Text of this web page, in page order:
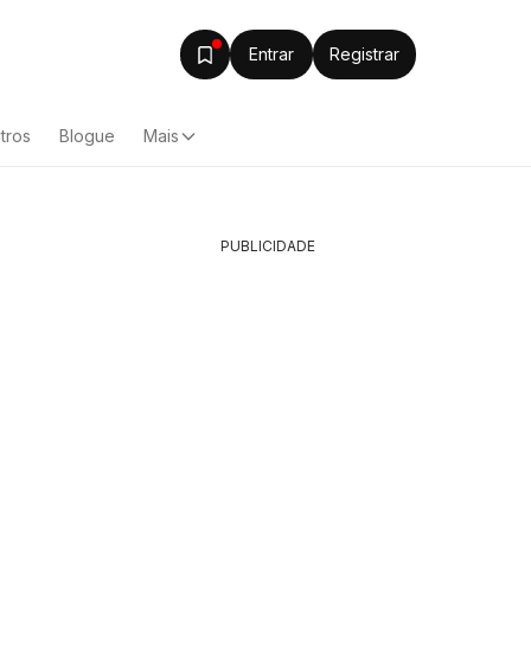
Entrar Registrar
Blogue Mais
PUBLICIDADE